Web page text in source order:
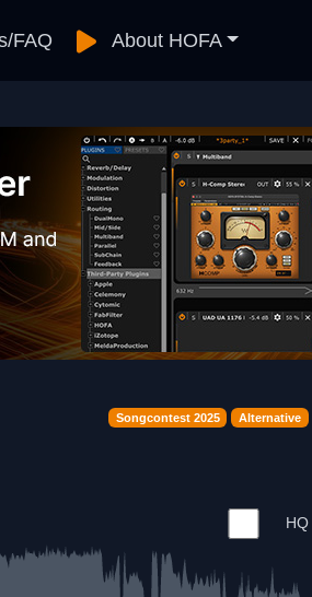
FAQ About HOFA
Songcontest 2025 Alternative
HQ